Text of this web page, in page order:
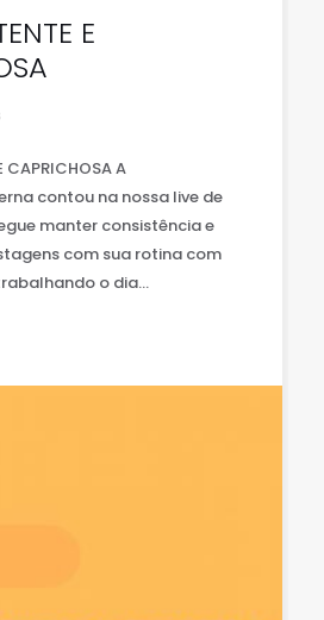
E
CAPRICHOSA A
contou na nossa live de
manter consistência e
com sua rotina com
o dia...